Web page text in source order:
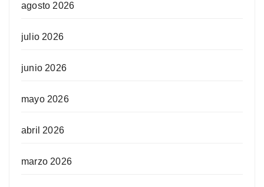
agosto 2026
julio 2026
junio 2026
mayo 2026
abril 2026
marzo 2026